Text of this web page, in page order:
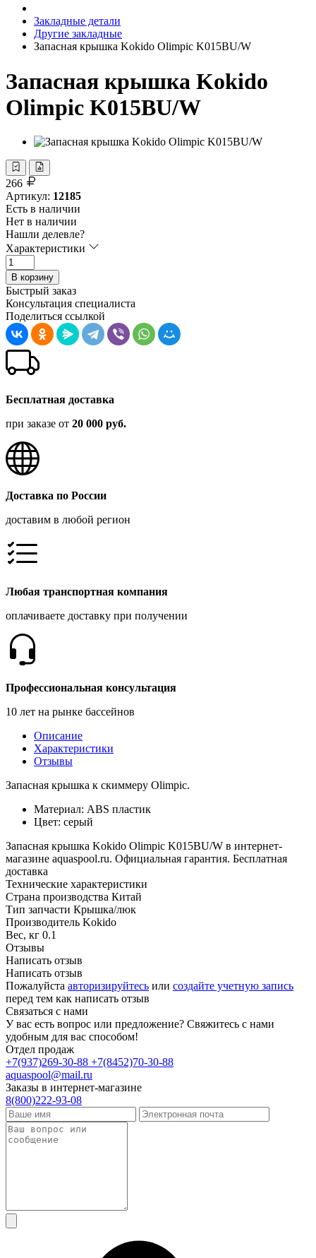
Закладные детали
Другие закладные
Запасная крышка Kokido Olimpic K015BU/W
Запасная крышка Kokido
Olimpic K015BU/W
266
Артикул: 12185
Есть в наличии
Нет в наличии
Нашли делевле?
Характеристики
В корзину
Быстрый заказ
Консультация специалиста
Поделиться ссылкой
Бесплатная доставка
при заказе от 20 000 руб.
Доставка по России
доставим в любой регион
Любая транспортная компания
оплачиваете доставку при получении
Профессиональная консультация
10 лет на рынке бассейнов
Описание
Характеристики
Отзывы
Запасная крышка к скиммеру Olimpic.
Материал: ABS пластик
Цвет: серый
Запасная крышка Kokido Olimpic K015BU/W в интернет-
магазине aquaspool.ru. Официальная гарантия. Бесплатная
доставка
Технические характеристики
Страна производства Китай
Тип запчасти Крышка/люк
Производитель Kokido
Вес, кг 0.1
Отзывы
Написать отзыв
Написать отзыв
Пожалуйста авторизируйтесь или создайте учетную запись
перед тем как написать отзыв
Связаться с нами
У вас есть вопрос или предложение? Свяжитесь с нами
удобным для вас способом!
Отдел продаж
+7(937)269-30-88 +7(8452)70-30-88
aquaspool@mail.ru
Заказы в интернет-магазине
8(800)222-93-08